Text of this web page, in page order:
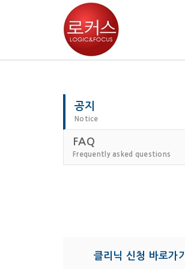
공지
Notice
FAQ
Frequently asked questions
클리닉 신청 바로가기